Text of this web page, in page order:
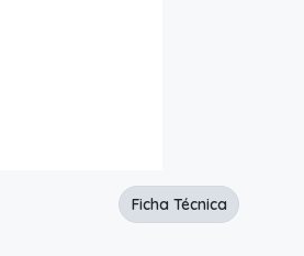
Ficha Técnica